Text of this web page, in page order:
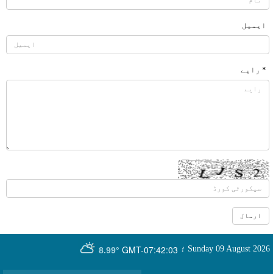
ایمیل
* رایے
GMT-07:42:03
8.99° Sunday 09 August 2026 ؛